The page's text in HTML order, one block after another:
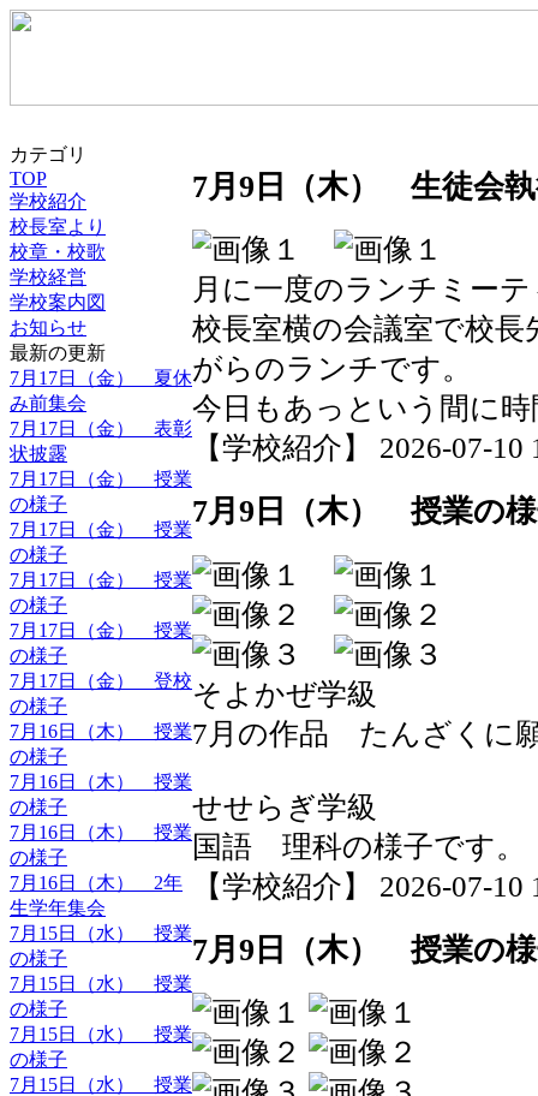
カテゴリ
TOP
学校紹介
校長室より
校章・校歌
学校経営
学校案内図
お知らせ
最新の更新
7月17日（金） 夏休
み前集会
7月17日（金） 表彰
状披露
7月17日（金） 授業
の様子
7月17日（金） 授業
の様子
7月17日（金） 授業
の様子
7月17日（金） 授業
の様子
7月17日（金） 登校
の様子
7月16日（木） 授業
の様子
7月16日（木） 授業
の様子
7月16日（木） 授業
の様子
7月16日（木） 2年
生学年集会
7月15日（水） 授業
の様子
7月15日（水） 授業
の様子
7月15日（水） 授業
の様子
7月15日（水） 授業
7月9日（木） 生徒会
月に一度のランチミー
校長室横の会議室で校
がらのランチです。
今日もあっという間に
【学校紹介】 2026-07-10
7月9日（木） 授業の
そよかぜ学級
7月の作品 たんざくに
せせらぎ学級
国語 理科の様子です。
【学校紹介】 2026-07-10
7月9日（木） 授業の